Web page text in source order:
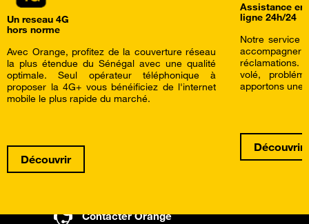
Un reseau 4G
hors norme
Avec Orange, profitez de la couverture réseau
la plus étendue du Sénégal avec une qualité
optimale. Seul opérateur téléphonique à
proposer la 4G+ vous bénéificiez de l'internet
mobile le plus rapide du marché.
Découvrir
Assistance en
ligne 24h/24
Notre service
accompagner
réclamations.
volé,
apportons une
Découvrir
Contacter Orange